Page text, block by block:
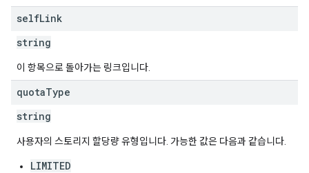
selfLink
string
이 항목으로 돌아가는 링크입니다.
quotaType
string
사용자의 스토리지 할당량 유형입니다. 가능한 값은 다음과 같습니다.
LIMITED